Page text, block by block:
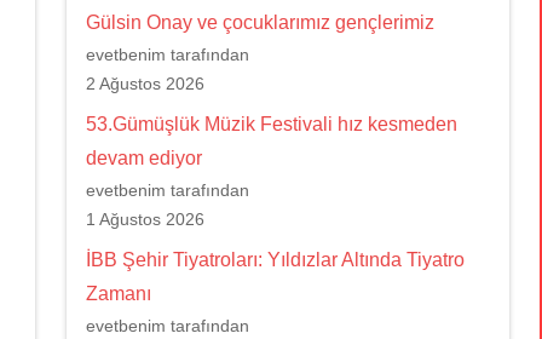
Gülsin Onay ve çocuklarımız gençlerimiz
evetbenim tarafından
2 Ağustos 2026
53.Gümüşlük Müzik Festivali hız kesmeden
devam ediyor
evetbenim tarafından
1 Ağustos 2026
İBB Şehir Tiyatroları: Yıldızlar Altında Tiyatro
Zamanı
evetbenim tarafından